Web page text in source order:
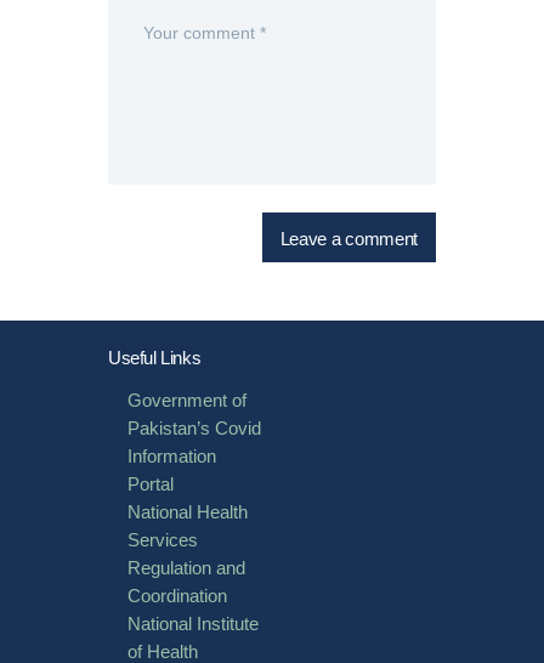
Useful Links
Government of
Pakistan’s Covid
Information
Portal
National Health
Services
Regulation and
Coordination
National Institute
of Health